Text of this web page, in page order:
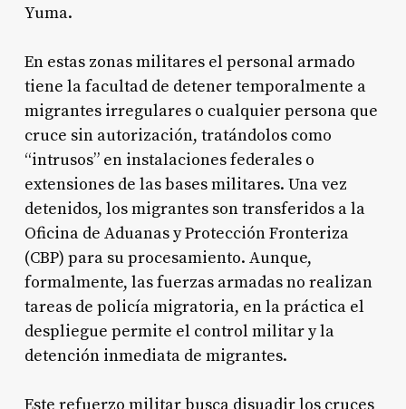
Yuma.
En estas zonas militares el personal armado
tiene la facultad de detener temporalmente a
migrantes irregulares o cualquier persona que
cruce sin autorización, tratándolos como
“intrusos” en instalaciones federales o
extensiones de las bases militares. Una vez
detenidos, los migrantes son transferidos a la
Oficina de Aduanas y Protección Fronteriza
(CBP) para su procesamiento. Aunque,
formalmente, las fuerzas armadas no realizan
tareas de policía migratoria, en la práctica el
despliegue permite el control militar y la
detención inmediata de migrantes.
Este refuerzo militar busca disuadir los cruces